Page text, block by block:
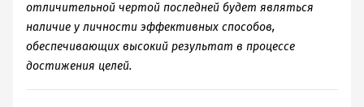
отличительной чертой последней будет являться
наличие у личности эффективных способов,
обеспечивающих высокий результат в процессе
достижения целей.